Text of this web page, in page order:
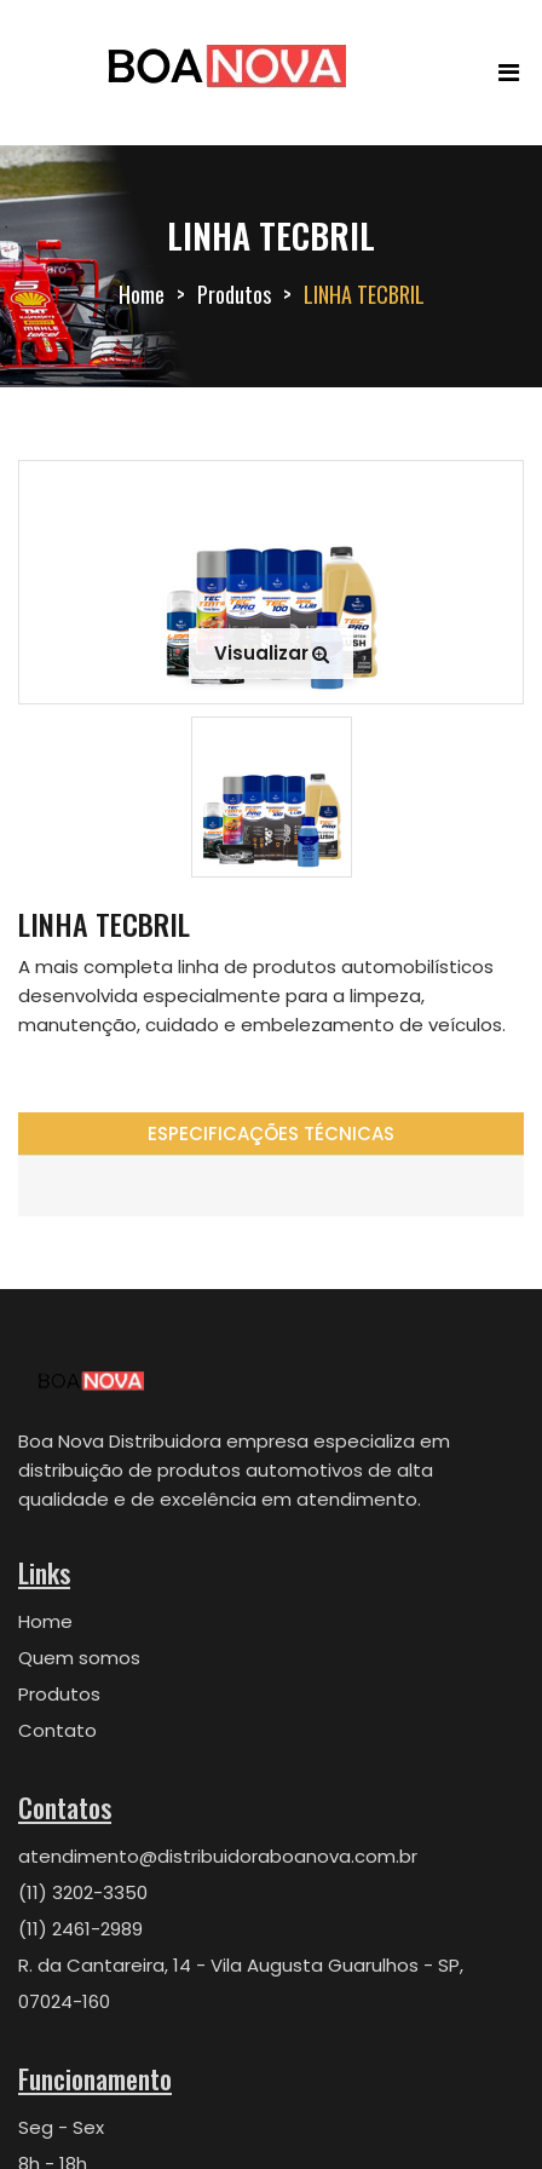
LINHA TECBRIL
Home Produtos LINHA TECBRIL
Visualizar
LINHA TECBRIL
A mais completa linha de produtos automobilísticos
desenvolvida especialmente para a limpeza,
manutenção, cuidado e embelezamento de veículos.
ESPECIFICAÇÕES TÉCNICAS
Boa Nova Distribuidora empresa especializa em
distribuição de produtos automotivos de alta
qualidade e de excelência em atendimento.
Links
Home
Quem somos
Produtos
Contato
Contatos
atendimento@distribuidoraboanova.com.br
(11) 3202-3350
(11) 2461-2989
R. da Cantareira, 14 - Vila Augusta Guarulhos - SP,
07024-160
Funcionamento
Seg - Sex
8h - 18h